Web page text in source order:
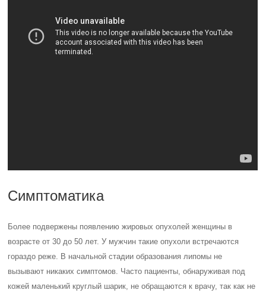
Симптоматика
Более подвержены появлению жировых опухолей женщины в
возрасте от 30 до 50 лет. У мужчин такие опухоли встречаются
гораздо реже. В начальной стадии образования липомы не
вызывают никаких симптомов. Часто пациенты, обнаруживая под
кожей маленький круглый шарик, не обращаются к врачу, так как не